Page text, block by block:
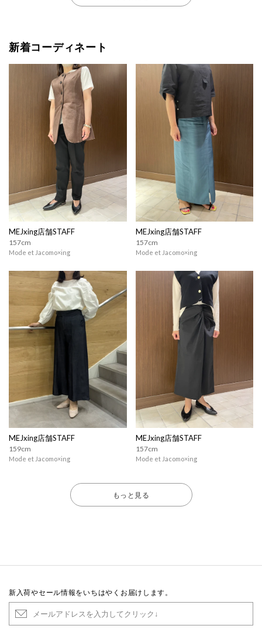
新着コーディネート
MEJxing店舗STAFF
157cm
Mode et Jacomo×ing
MEJxing店舗STAFF
157cm
Mode et Jacomo×ing
MEJxing店舗STAFF
159cm
Mode et Jacomo×ing
MEJxing店舗STAFF
157cm
Mode et Jacomo×ing
もっと見る
新入荷やセール情報をいちはやくお届けします。